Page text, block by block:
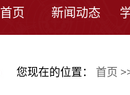
首页 新闻动态
您现在的位置： 首页